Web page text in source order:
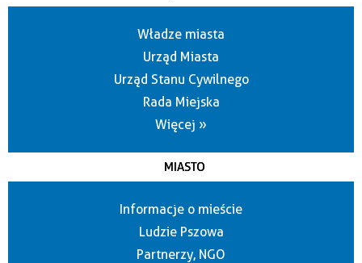
Władze miasta
Urząd Miasta
Urząd Stanu Cywilnego
Rada Miejska
Więcej »
MIASTO
Informacje o mieście
Ludzie Pszowa
Partnerzy, NGO